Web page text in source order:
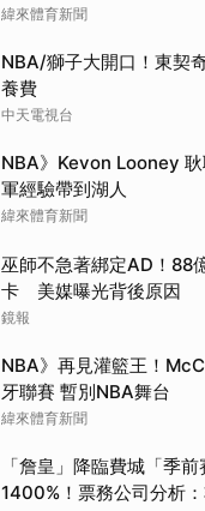
緯來體育新聞
NBA/獅子大開口！東契
養費
中天電視台
NBA》Kevon Looney
軍經驗帶到湖人
緯來體育新聞
巫師不急著綁定AD！88
卡 美媒曝光背後原因
鏡報
NBA》再見灌籃王！
牙聯賽 暫別NBA舞台
緯來體育新聞
「詹皇」降臨費城「季
1400%！票務公司分析